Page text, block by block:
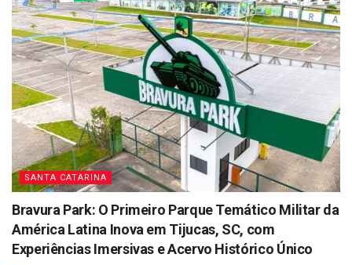
SANTA CATARINA
Bravura Park: O Primeiro Parque Temático Militar da
América Latina Inova em Tijucas, SC, com
Experiências Imersivas e Acervo Histórico Único